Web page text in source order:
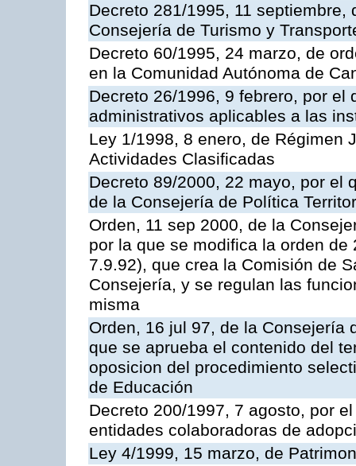
Decreto 281/1995, 11
Consejería de Turismo y
Decreto 60/1995, 24 marzo, de
en la Comunidad Autónoma de
Decreto 26/1996, 9 febrero, por
administrativos aplicables a las
Ley 1/1998, 8 enero, de Régimen
Actividades Clasificadas
Decreto 89/2000, 22 mayo, por el
de la Consejería de Política
Orden, 11 sep 2000, de la
por la que se modifica la orden
7.9.92), que crea la Comisión de
Consejería, y se regulan las
misma
Orden, 16 jul 97, de la Consejería
que se aprueba el contenido del
oposicion del procedimiento
de Educación
Decreto 200/1997, 7 agosto, por
entidades colaboradoras de
Ley 4/1999, 15 marzo, de